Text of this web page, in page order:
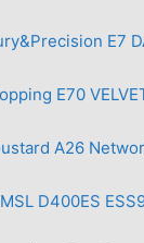
E7
E70
A26
D400ES